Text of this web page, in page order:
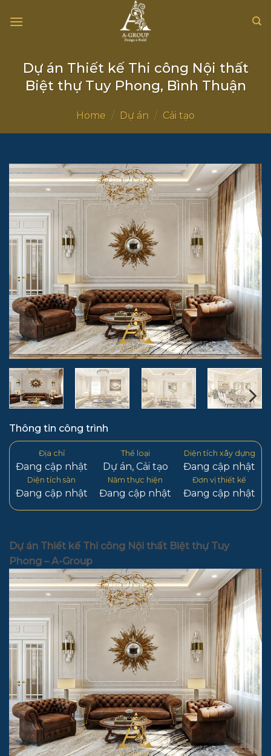
đến
Dự án Thiết kế Thi công Nội thất
Biệt thự Tuy Phong, Bình Thuận
Home / Dự án / Cải tạo
Thông tin công trình
Địa chỉ
Đang cập nhật
Thể loại
Dự án, Cải tạo
Diện tích xây dựng
Đang cập nhật
Diện tích sàn
Đang cập nhật
Năm thực hiện
Đang cập nhật
Đơn vị thiết kế
Đang cập nhật
Dự án Thiết kế Thi công Nội thất Biệt thự Tuy
Phong – A-Group